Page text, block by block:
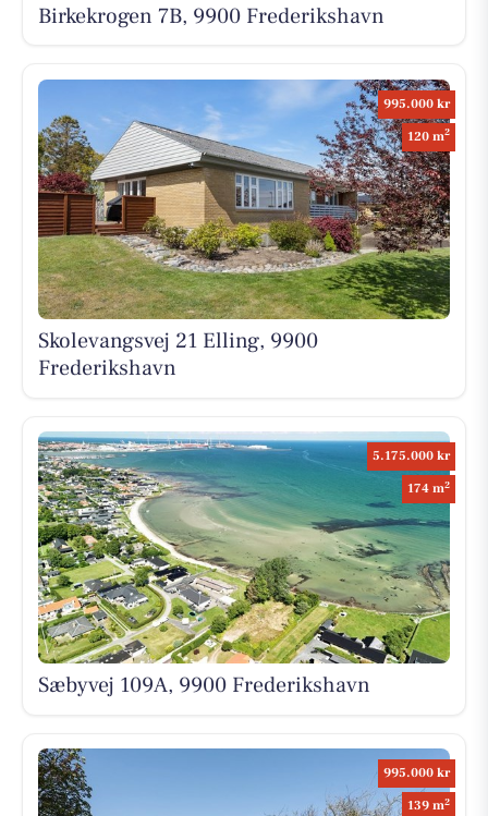
Birkekrogen 7B, 9900 Frederikshavn
995.000 kr
120 m2
Skolevangsvej 21 Elling, 9900
Frederikshavn
5.175.000 kr
174 m2
Sæbyvej 109A, 9900 Frederikshavn
995.000 kr
139 m2